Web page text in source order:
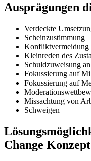
Ausprägungen
Verdeckte
Scheinzustimmung
Konfliktvermeidung
Kleinreden des
Schuldzuweisung
Fokussierung auf
Fokussierung auf
Missachtung von
Schweigen
Change Konzept